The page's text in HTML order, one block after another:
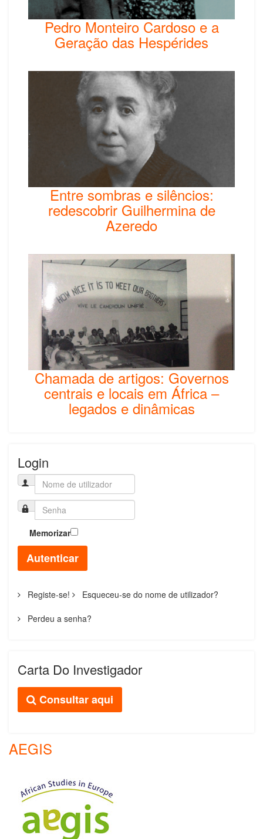
Pedro Monteiro Cardoso e a
Geração das Hespérides
Entre sombras e silêncios:
redescobrir Guilhermina de
Azeredo
Chamada de artigos: Governos
centrais e locais em África –
legados e dinâmicas
Login
Memorizar
Autenticar
Registe-se! Esqueceu-se do nome de utilizador?
Perdeu a senha?
Carta Do Investigador
Consultar aqui
AEGIS